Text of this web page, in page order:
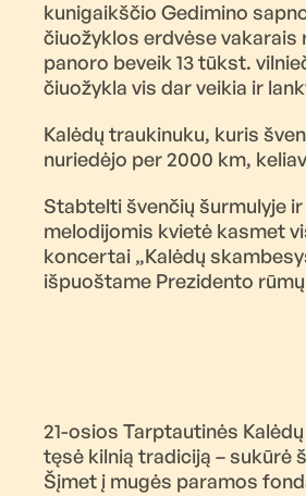
kunigaikščio Gedimino
čiuožyklos erdvėse vakarais
panoro beveik 13 tūkst.
čiuožykla vis dar veikia ir
Kalėdų traukinuku, kuris
nuriedėjo per 2000 km,
Stabtelti švenčių šurmulyje
melodijomis kvietė kasmet
koncertai „Kalėdų
išpuoštame Prezidento
21-osios Tarptautinės
tęsė kilnią tradiciją – sukūrė
Šįmet į mugės paramos